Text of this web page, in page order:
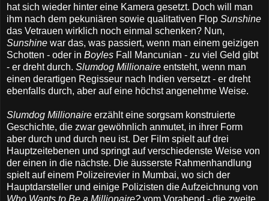
hat sich wieder hinter eine Kamera gesetzt. Doch will man
ihm nach dem pekuniären sowie qualitativen Flop Sunshine
das Vetrauen wirklich noch einmal schenken? Nun,
Sunshine war das, was passiert, wenn man einem geizigen
Schotten - oder in Boyles Fall Mancunian - zu viel Geld gibt
- er dreht durch. Slumdog Millionaire entsteht, wenn man
einen derartigen Regisseur nach Indien versetzt - er dreht
ebenfalls durch, aber auf eine höchst angenehme Weise.
Slumdog Millionaire erzählt eine sorgsam konstruierte
Geschichte, die zwar gewöhnlich anmutet, in ihrer Form
aber durch und durch neu ist. Der Film spielt auf drei
Hauptzeitebenen und springt auf verschiedenste Weise von
der einen in die nächste. Die äusserste Rahmenhandlung
spielt auf einem Polizeirevier in Mumbai, wo sich der
Hauptdarsteller und einige Polizisten die Aufzeichnung von
Who Wants to Be a Millionaire? vom Vorabend - die zweite